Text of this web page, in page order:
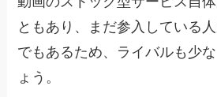
ともあり、
まだ参入している
でもあるため、ライバルも少
ょう。